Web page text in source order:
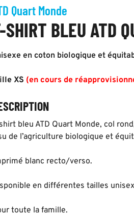
Quart Monde
SHIRT BLEU ATD
en coton biologique et
XS (en cours de
bleu ATD Quart Monde, col
de l’agriculture biologique et
blanc recto/verso.
en différentes tailles
toute la famille.